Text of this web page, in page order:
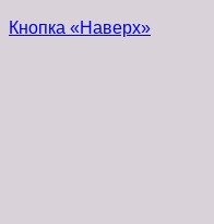
Кнопка «Наверх»